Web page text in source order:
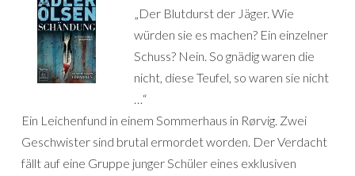
„Der Blutdurst der Jäger. Wie
würden sie es machen? Ein einzelner
Schuss? Nein. So gnädig waren die
nicht, diese Teufel, so waren sie nicht
…“
Ein Leichenfund in einem Sommerhaus in Rørvig. Zwei
Geschwister sind brutal ermordet worden. Der Verdacht
fällt auf eine Gruppe junger Schüler eines exklusiven